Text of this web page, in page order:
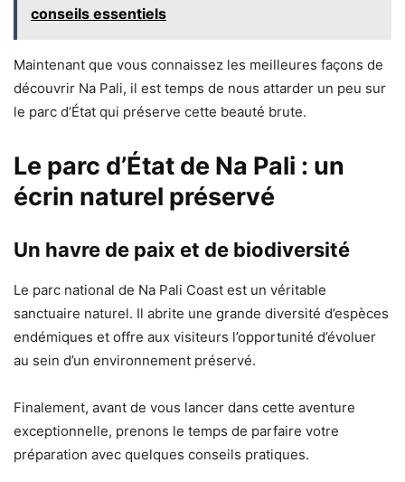
conseils essentiels
Maintenant que vous connaissez les meilleures façons de
découvrir Na Pali, il est temps de nous attarder un peu sur
le parc d’État qui préserve cette beauté brute.
Le parc d’État de Na Pali : un
écrin naturel préservé
Un havre de paix et de biodiversité
Le parc national de Na Pali Coast est un véritable
sanctuaire naturel. Il abrite une grande diversité d’espèces
endémiques et offre aux visiteurs l’opportunité d’évoluer
au sein d’un environnement préservé.
Finalement, avant de vous lancer dans cette aventure
exceptionnelle, prenons le temps de parfaire votre
préparation avec quelques conseils pratiques.